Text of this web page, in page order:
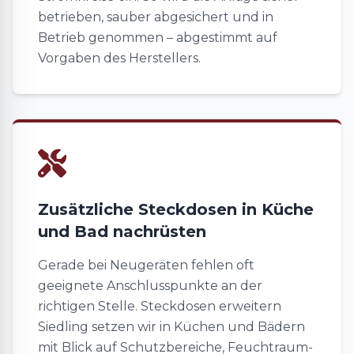
betrieben, sauber abgesichert und in
Betrieb genommen – abgestimmt auf
Vorgaben des Herstellers.
Zusätzliche Steckdosen in Küche
und Bad nachrüsten
Gerade bei Neugeräten fehlen oft
geeignete Anschlusspunkte an der
richtigen Stelle. Steckdosen erweitern
Siedling setzen wir in Küchen und Bädern
mit Blick auf Schutzbereiche, Feuchtraum-